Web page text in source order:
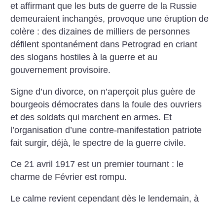
et affirmant que les buts de guerre de la Russie
demeuraient inchangés, provoque une éruption de
colère : des dizaines de milliers de personnes
défilent spontanément dans Petrograd en criant
des slogans hostiles à la guerre et au
gouvernement provisoire.
Signe d’un divorce, on n’aperçoit plus guère de
bourgeois démocrates dans la foule des ouvriers
et des soldats qui marchent en armes. Et
l’organisation d’une contre-manifestation patriote
fait surgir, déjà, le spectre de la guerre civile.
Ce 21 avril 1917 est un premier tournant : le
charme de Février est rompu.
Le calme revient cependant dès le lendemain, à